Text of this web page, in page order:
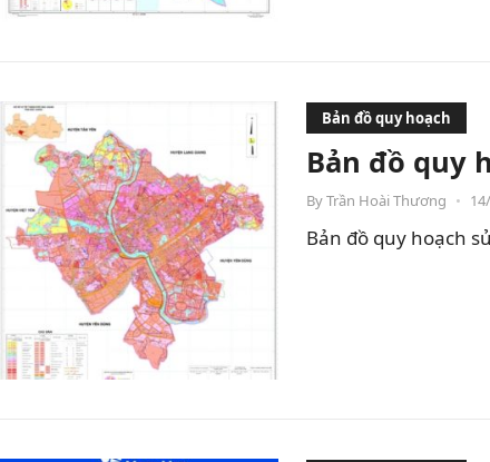
Bản đồ quy hoạch
Bản đồ quy
ByTrần Hoài Thương •
Bản đồ quy hoạch